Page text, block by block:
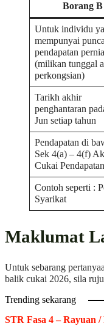
Borang B
Untuk individu
mempunyai
pendapatan
(milikan tunggal
perkongsian)
Tarikh akhir
penghantaran
Jun setiap tahun
Pendapatan di
Sek 4(a) – 4(f)
Cukai Pendapatan
Contoh seperti :
Syarikat
Maklumat
Untuk sebarang
balik cukai 2026, sila
Trending sekarang
STR Fasa 4 – Rayuan